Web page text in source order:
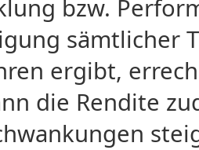
bzw.
sämtlicher
ergibt,
die Rendite